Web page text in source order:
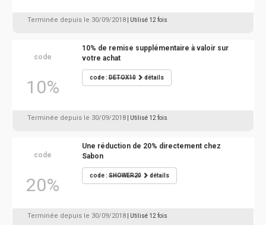
Terminée depuis le 30/09/2018 | Utilisé 12 fois
code
10%
10% de remise supplémentaire à valoir sur
votre achat
code :DETOX10 détails
Terminée depuis le 30/09/2018 | Utilisé 12 fois
code
20%
Une réduction de 20% directement chez
Sabon
code :SHOWER20 détails
Terminée depuis le 30/09/2018 | Utilisé 12 fois